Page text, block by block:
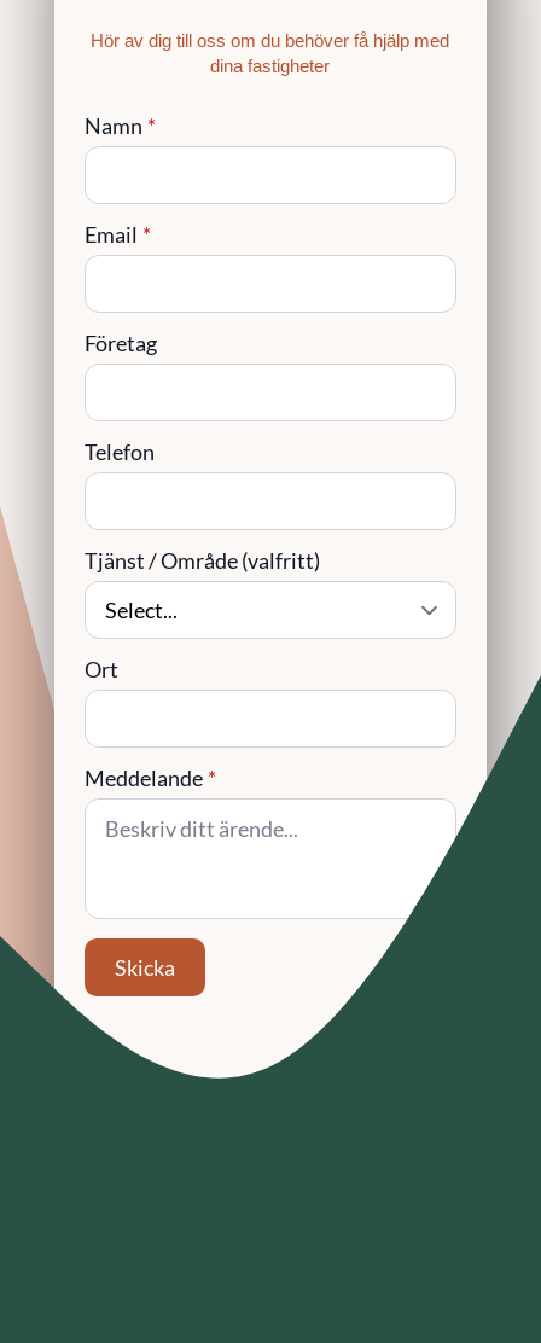
Hör av dig till oss om du behöver få hjälp med
dina fastigheter
Namn *
Email *
Företag
Telefon
Tjänst / Område (valfritt)
Ort
Meddelande *
Skicka